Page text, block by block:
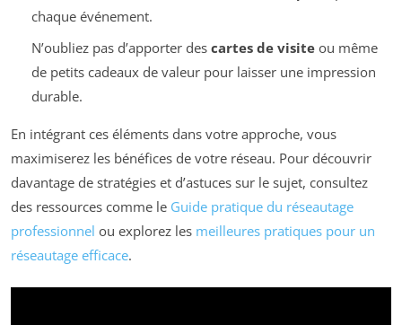
chaque événement.
N’oubliez pas d’apporter des cartes de visiteou même
de petits cadeaux de valeur pour laisser une impression
durable.
En intégrant ces éléments dans votre approche, vous
maximiserez les bénéfices de votre réseau. Pour découvrir
davantage de stratégies et d’astuces sur le sujet, consultez
des ressources comme le Guide pratique du réseautage
professionnel ou explorez les meilleures pratiques pour un
réseautage efficace.